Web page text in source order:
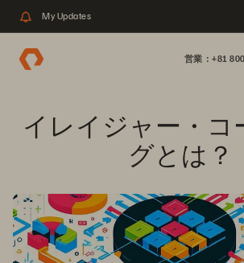
My Updates
営業：+81
イレイジャー・コ
グとは？